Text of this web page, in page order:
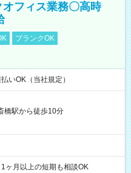
フィス業務〇高時
ブランクOK
いOK（当社規定）
橋駅から徒歩10分
月以上の短期も相談OK